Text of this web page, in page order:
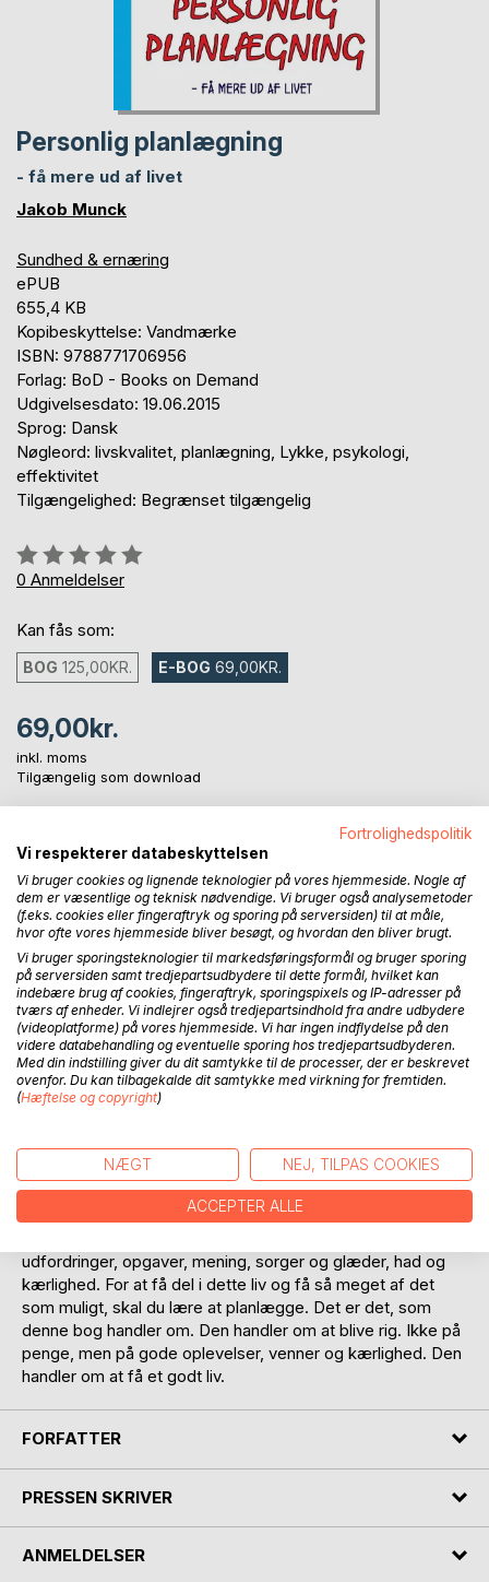
Personlig planlægning
- få mere ud af livet
Jakob Munck
Sundhed & ernæring
ePUB
655,4 KB
Kopibeskyttelse: Vandmærke
ISBN: 9788771706956
Forlag: BoD - Books on Demand
Udgivelsesdato: 19.06.2015
Sprog: Dansk
Nøgleord: livskvalitet, planlægning, Lykke, psykologi,
effektivitet
Tilgængelighed: Begrænset tilgængelig
Anmeldelse::
0%
0 Anmeldelser
Kan fås som:
BOG 125,00KR. E-BOG 69,00KR.
69,00kr.
inkl. moms
Tilgængelig som download
LÆG I INDKØBSKURVEN
Føj til ønskeliste
Anmeld titel
BESKRIVELSE
Tiden er din vigtigste ressource. Den kan ikke erstattes.
Hver dag eksisterer kun én gang. Enten bruger du den
godt, eller også bruger du den ikke godt. Et godt liv er et liv,
udfordringer, opgaver, mening, sorger og glæder, had og
kærlighed. For at få del i dette liv og få så meget af det
som muligt, skal du lære at planlægge. Det er det, som
denne bog handler om. Den handler om at blive rig. Ikke på
penge, men på gode oplevelser, venner og kærlighed. Den
handler om at få et godt liv.
FORFATTER
PRESSEN SKRIVER
ANMELDELSER
Fortrolighedspolitik
Vi respekterer databeskyttelsen
Vi bruger cookies og lignende teknologier på vores hjemmeside. Nogle af
dem er væsentlige og teknisk nødvendige. Vi bruger også analysemetoder
(f.eks. cookies eller fingeraftryk og sporing på serversiden) til at måle,
hvor ofte vores hjemmeside bliver besøgt, og hvordan den bliver brugt.
Vi bruger sporingsteknologier til markedsføringsformål og bruger sporing
på serversiden samt tredjepartsudbydere til dette formål, hvilket kan
indebære brug af cookies, fingeraftryk, sporingspixels og IP-adresser på
tværs af enheder. Vi indlejrer også tredjepartsindhold fra andre udbydere
(videoplatforme) på vores hjemmeside. Vi har ingen indflydelse på den
videre databehandling og eventuelle sporing hos tredjepartsudbyderen.
Med din indstilling giver du dit samtykke til de processer, der er beskrevet
ovenfor. Du kan tilbagekalde dit samtykke med virkning for fremtiden.
(Hæftelse og copyright)
NÆGT NEJ, TILPAS COOKIES
ACCEPTER ALLE